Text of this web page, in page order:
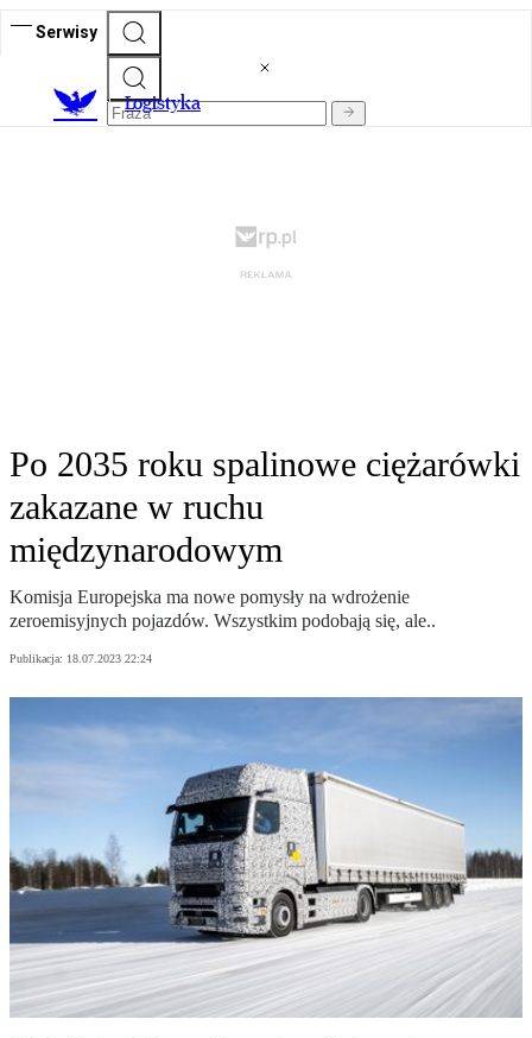
Serwisy
Logistyka
Po 2035 roku spalinowe ciężarówki
zakazane w ruchu
międzynarodowym
Komisja Europejska ma nowe pomysły na wdrożenie
zeroemisyjnych pojazdów. Wszystkim podobają się, ale..
Publikacja: 18.07.2023 22:24